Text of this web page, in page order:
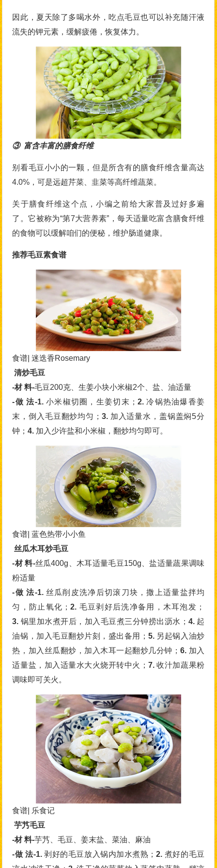
因此，夏天除了多喝水外，吃点毛豆也可以补充随汗液
流失的钾元素，缓解疲倦，恢复体力。
③ 富含丰富的膳食纤维
别看毛豆小小的一颗，但是所含有的膳食纤维含量高达
4.0%，可是远超芹菜、韭菜等高纤维蔬菜。
关于膳食纤维这个点，小编之前给大家普及过好多遍
了。它被称为“第7大营养素”，每天适量吃富含膳食纤维
的食物可以缓解咱们的便秘，维护肠道健康。
推荐毛豆素食谱
食谱| 迷迭香Rosemary
清炒毛豆
-材 料-毛豆200克、生姜小块小米椒2个、盐、油适量
-做 法-1.小米椒切圈，生姜切末； 2.冷锅热油爆香姜
末，倒入毛豆翻炒均匀； 3. 加入适量水，盖锅盖焖5分
钟；4. 加入少许盐和小米椒，翻炒均匀即可。
食谱| 蓝色热带小小鱼
丝瓜木耳炒毛豆
-材 料-丝瓜400g、木耳适量毛豆150g、盐适量蔬果调味
粉适量
-做 法-1.丝瓜削皮洗净后切滚刀块，撒上适量盐拌均
匀，防止氧化；2. 毛豆剥好后洗净备用，木耳泡发；
3. 锅里加水煮开后，加入毛豆煮三分钟捞出沥水； 4. 起
油锅，加入毛豆翻炒片刻，盛出备用； 5. 另起锅入油炒
热，加入丝瓜翻炒，加入木耳一起翻炒几分钟；6. 加入
适量盐，加入适量水大火烧开转中火； 7.收汁加蔬果粉
调味即可关火。
食谱| 乐食记
芋艿毛豆
-材 料-芋艿、毛豆、姜末盐、菜油、麻油
-做 法-1.剥好的毛豆放入锅内加水煮熟；2. 煮好的毛豆